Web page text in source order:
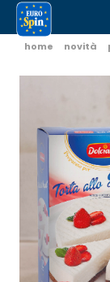
home novità